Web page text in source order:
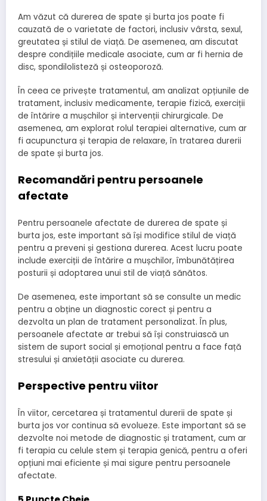
Am văzut că durerea de spate și burta jos poate fi
cauzată de o varietate de factori, inclusiv vârsta, sexul,
greutatea și stilul de viață. De asemenea, am discutat
despre condițiile medicale asociate, cum ar fi hernia de
disc, spondilolisteză și osteoporoză.
În ceea ce privește tratamentul, am analizat opțiunile de
tratament, inclusiv medicamente, terapie fizică, exerciții
de întărire a mușchilor și intervenții chirurgicale. De
asemenea, am explorat rolul terapiei alternative, cum ar
fi acupunctura și terapia de relaxare, în tratarea durerii
de spate și burta jos.
Recomandări pentru persoanele
afectate
Pentru persoanele afectate de durerea de spate și
burta jos, este important să își modifice stilul de viață
pentru a preveni și gestiona durerea. Acest lucru poate
include exerciții de întărire a mușchilor, îmbunătățirea
posturii și adoptarea unui stil de viață sănătos.
De asemenea, este important să se consulte un medic
pentru a obține un diagnostic corect și pentru a
dezvolta un plan de tratament personalizat. În plus,
persoanele afectate ar trebui să își construiască un
sistem de suport social și emoțional pentru a face față
stresului și anxietății asociate cu durerea.
Perspective pentru viitor
În viitor, cercetarea și tratamentul durerii de spate și
burta jos vor continua să evolueze. Este important să se
dezvolte noi metode de diagnostic și tratament, cum ar
fi terapia cu celule stem și terapia genică, pentru a oferi
opțiuni mai eficiente și mai sigure pentru persoanele
afectate.